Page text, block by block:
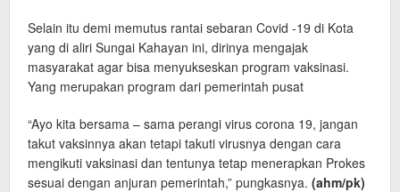
Selain itu demi memutus rantai sebaran Covid -19 di Kota
yang di aliri Sungai Kahayan ini, dirinya mengajak
masyarakat agar bisa menyukseskan program vaksinasi.
Yang merupakan program dari pemerintah pusat
“Ayo kita bersama – sama perangi virus corona 19, jangan
takut vaksinnya akan tetapi takuti virusnya dengan cara
mengikuti vaksinasi dan tentunya tetap menerapkan Prokes
sesuai dengan anjuran pemerintah,” pungkasnya. (ahm/pk)